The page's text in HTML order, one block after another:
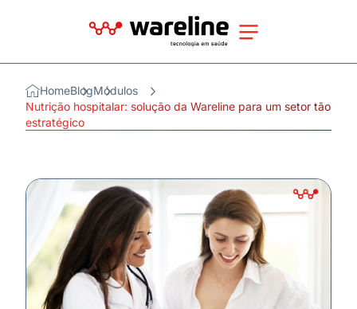
HomeBlogMódulos
Nutrição hospitalar: solução da Wareline para um setor tão
estratégico